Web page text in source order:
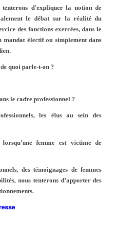
d’expliquer la notion de
le débat sur la réalité du
des fonctions exercées, dans le
mandat électif ou simplement dans
quoi parle-t-on ?
le cadre professionnel ?
les élus au sein des
lorsqu’une femme est victime de
des témoignages de femmes
nous tenterons d’apporter des